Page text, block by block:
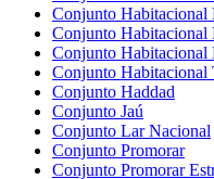
Conjunto Habitacional
Conjunto Habitacional
Conjunto Habitacional
Conjunto Habitacional
Conjunto Haddad
Conjunto Jaú
Conjunto Lar Nacional
Conjunto Promorar
Conjunto Promorar